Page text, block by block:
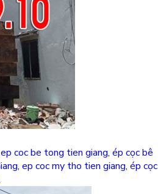
ep coc be tong tien giang, ép cọc bê
, ep coc my tho tien giang, ép cọc